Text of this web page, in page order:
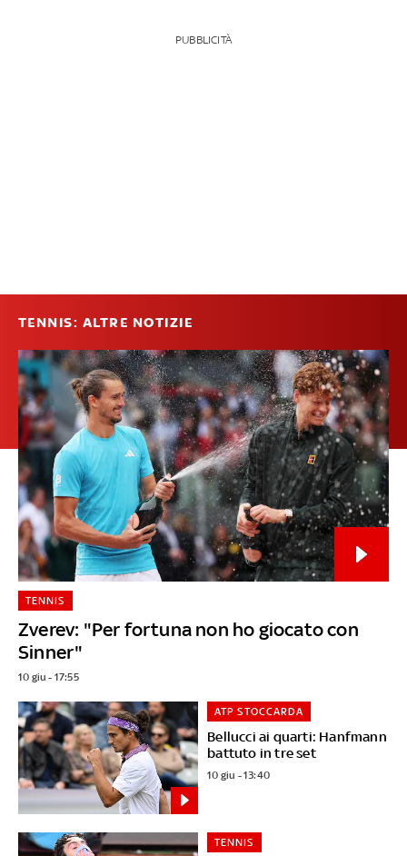
PUBBLICITÀ
TENNIS: ALTRE NOTIZIE
Zverev: "Per fortuna non ho giocato con
Sinner"
TENNIS
10 giu - 17:55
Bellucci ai quarti: Hanfmann
battuto in tre set
ATP STOCCARDA
10 giu - 13:40
TENNIS